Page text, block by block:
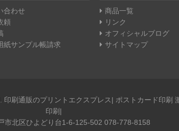
合わせ
頼
紙サンプル帳請求
商品一覧
リンク
オフィシャルブログ
サイトマップ
刷通販のプリントエクスプレス| ポストカード印刷
印刷|
市北区ひよどり台1-6-125-502 078-778-8158